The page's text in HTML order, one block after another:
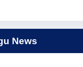
News